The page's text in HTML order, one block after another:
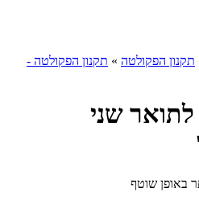
תקנון הפקולטה » תקנון הפקולטה -
שני
באופן שוטף